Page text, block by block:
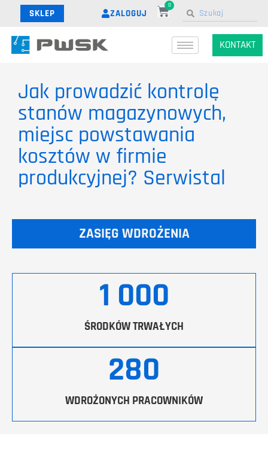
SKLEP ZALOGUJ
0
KONTAKT
Jak prowadzić kontrolę
stanów magazynowych,
miejsc powstawania
kosztów w firmie
produkcyjnej? Serwistal
ZASIĘG WDROŻENIA
ŚRODKÓW TRWAŁYCH
1 000
WDROŻONYCH PRACOWNIKÓW
280